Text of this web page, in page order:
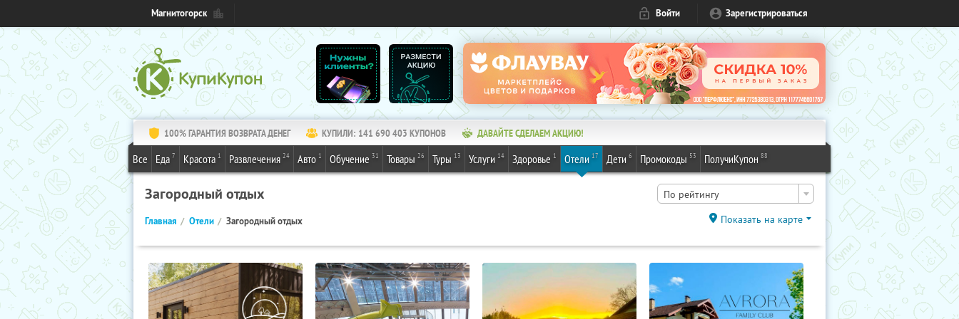
Магнитогорск Войти Зарегистрироваться
100% ГАРАНТИЯ ВОЗВРАТА ДЕНЕГ КУПИЛИ: 141 690 403 КУПОНОВ ДАВАЙТЕ СДЕЛАЕМ АКЦИЮ!
Все Еда 7 Красота 1 Развлечения 24 Авто 1 Обучение 31 Товары 26 Туры 13 Услуги 14 Здоровье 1 Отели 17 Дети 6 Промокоды 53 ПолучиКупон 88
Загородный отдых По рейтингу
Главная Отели Загородный отдых Показать на карте